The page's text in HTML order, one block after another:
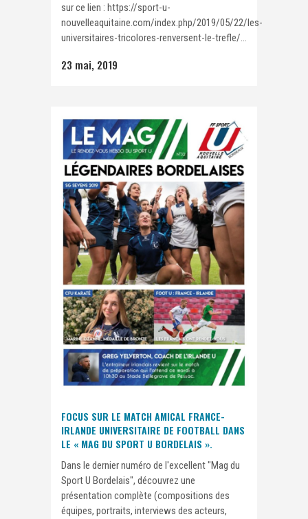
sur ce lien : https://sport-u-
nouvelleaquitaine.com/index.php/2019/05/22/les-
universitaires-tricolores-renversent-le-trefle/...
23 mai, 2019
FOCUS SUR LE MATCH AMICAL FRANCE-
IRLANDE UNIVERSITAIRE DE FOOTBALL DANS
LE « MAG DU SPORT U BORDELAIS ».
Dans le dernier numéro de l'excellent "Mag du
Sport U Bordelais", découvrez une
présentation complète (compositions des
équipes, portraits, interviews des acteurs,